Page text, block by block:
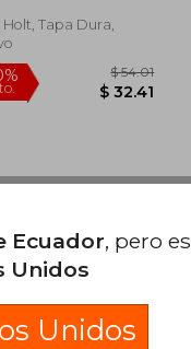
dcto.Tapa Dura,
Ecuador, pero
Unidos
Unidos